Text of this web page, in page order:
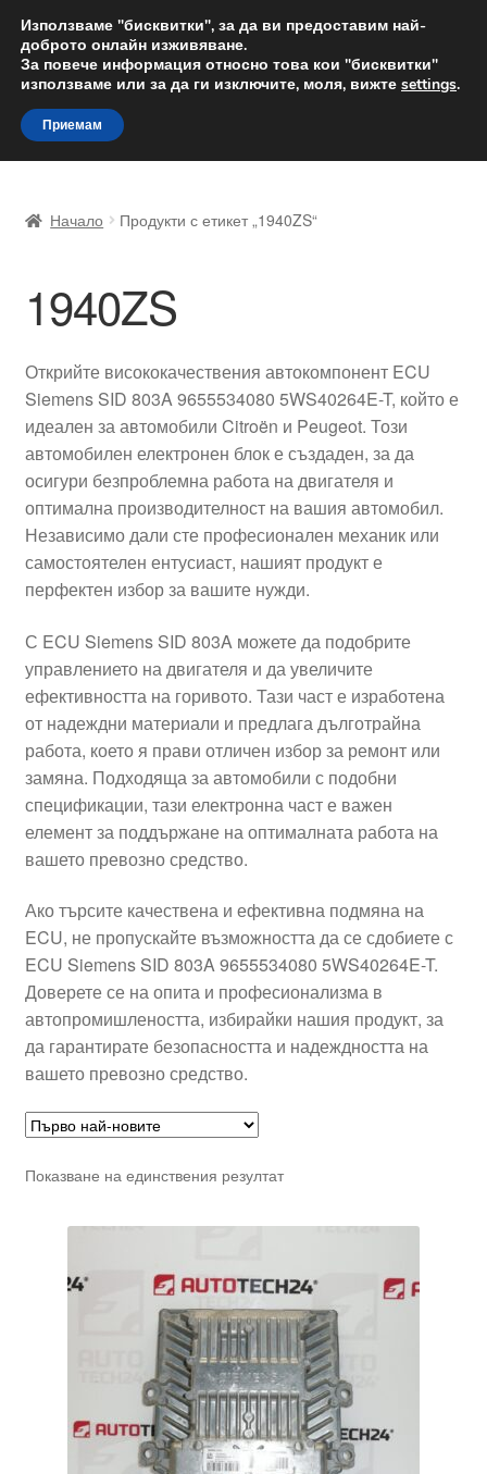
ДОСТАВКА от 12 лв.
Доставка по целия свят
Skip
to
navigation
Skip
to
content
Доставка по целия свят
Жалби
Количка
Контакт
Моята сметка
Плащанията
Политика за поверителност
Правила и условия
Процедура за рекламации
Разгледайте
Транспорт
Начало Продукти с етикет „1940ZS“
1940ZS
Открийте висококачествения автокомпонент ECU
Siemens SID 803A 9655534080 5WS40264E-T, който е
идеален за автомобили Citroën и Peugeot. Този
автомобилен електронен блок е създаден, за да
осигури безпроблемна работа на двигателя и
оптимална производителност на вашия автомобил.
Независимо дали сте професионален механик или
самостоятелен ентусиаст, нашият продукт е
перфектен избор за вашите нужди.
С ECU Siemens SID 803A можете да подобрите
управлението на двигателя и да увеличите
ефективността на горивото. Тази част е изработена
от надеждни материали и предлага дълготрайна
работа, което я прави отличен избор за ремонт или
замяна. Подходяща за автомобили с подобни
спецификации, тази електронна част е важен
елемент за поддържане на оптималната работа на
вашето превозно средство.
Ако търсите качествена и ефективна подмяна на
ECU, не пропускайте възможността да се сдобиете с
ECU Siemens SID 803A 9655534080 5WS40264E-T.
Доверете се на опита и професионализма в
автопромишлеността, избирайки нашия продукт, за
да гарантирате безопасността и надеждността на
вашето превозно средство.
Показване на единствения резултат
Използваме "бисквитки", за да ви предоставим най-
доброто онлайн изживяване.
За повече информация относно това кои "бисквитки"
използваме или за да ги изключите, моля, вижте settings.
Приемам